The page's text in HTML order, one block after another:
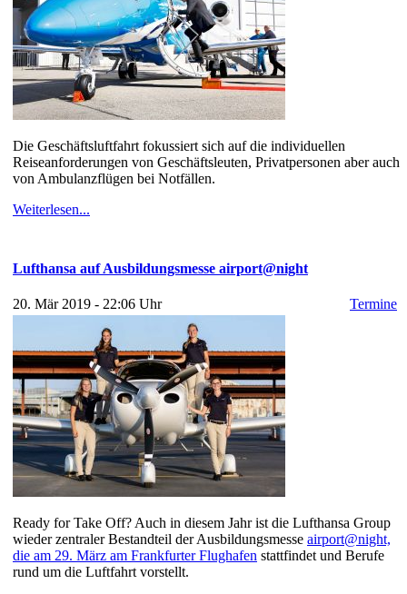
Die Geschäftsluftfahrt fokussiert sich auf die individuellen
Reiseanforderungen von Geschäftsleuten, Privatpersonen aber auch
von Ambulanzflügen bei Notfällen.
Weiterlesen...
Lufthansa auf Ausbildungsmesse airport@night
20. Mär 2019 - 22:06 Uhr Termine
Ready for Take Off? Auch in diesem Jahr ist die Lufthansa Group
wieder zentraler Bestandteil der Ausbildungsmesse airport@night,
die am 29. März am Frankfurter Flughafen stattfindet und Berufe
rund um die Luftfahrt vorstellt.